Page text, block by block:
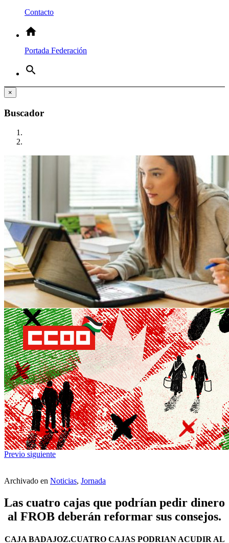
Contacto
home
Portada Federación
search
×
Buscador
Previo siguiente
Archivado en Noticias, Jornada
Las cuatro cajas que podrían pedir dinero
al FROB deberán reformar sus consejos.
CAJA BADAJOZ.CUATRO CAJAS PODRIAN ACUDIR AL